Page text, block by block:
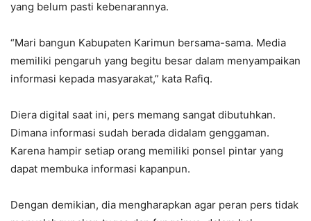
yang belum pasti kebenarannya.
“Mari bangun Kabupaten Karimun bersama-sama. Media
memiliki pengaruh yang begitu besar dalam menyampaikan
informasi kepada masyarakat,” kata Rafiq.
Diera digital saat ini, pers memang sangat dibutuhkan.
Dimana informasi sudah berada didalam genggaman.
Karena hampir setiap orang memiliki ponsel pintar yang
dapat membuka informasi kapanpun.
Dengan demikian, dia mengharapkan agar peran pers tidak